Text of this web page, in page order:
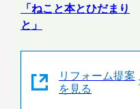
「ねこと本とひだまり
と」
リフォーム提案
を見る